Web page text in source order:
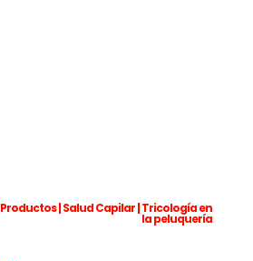
Productos|Salud Capilar|Tricología en
la peluquería